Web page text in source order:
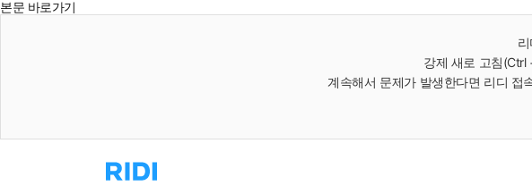
본문 바로가기
강제 새로 고침(Ctrl
계속해서 문제가 발생한다면 리디 접
리
디